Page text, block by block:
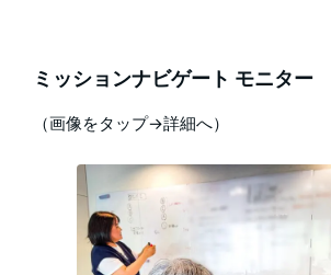
ミッションナビゲート モニター
（画像をタップ→詳細へ）